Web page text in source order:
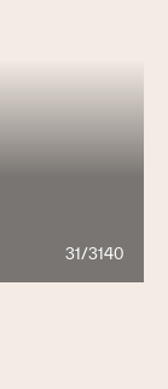
31/3140